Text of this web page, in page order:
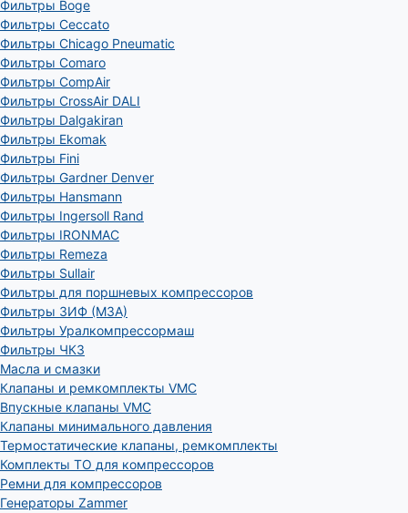
Фильтры Boge
Фильтры Ceccato
Фильтры Chicago Pneumatic
Фильтры Comaro
Фильтры CompAir
Фильтры CrossAir DALI
Фильтры Dalgakiran
Фильтры Ekomak
Фильтры Fini
Фильтры Gardner Denver
Фильтры Hansmann
Фильтры Ingersoll Rand
Фильтры IRONMAC
Фильтры Remeza
Фильтры Sullair
Фильтры для поршневых компрессоров
Фильтры ЗИФ (МЗА)
Фильтры Уралкомпрессормаш
Фильтры ЧКЗ
Масла и смазки
Клапаны и ремкомплекты VMC
Впускные клапаны VMC
Клапаны минимального давления
Термостатические клапаны, ремкомплекты
Комплекты ТО для компрессоров
Ремни для компрессоров
Генераторы Zammer